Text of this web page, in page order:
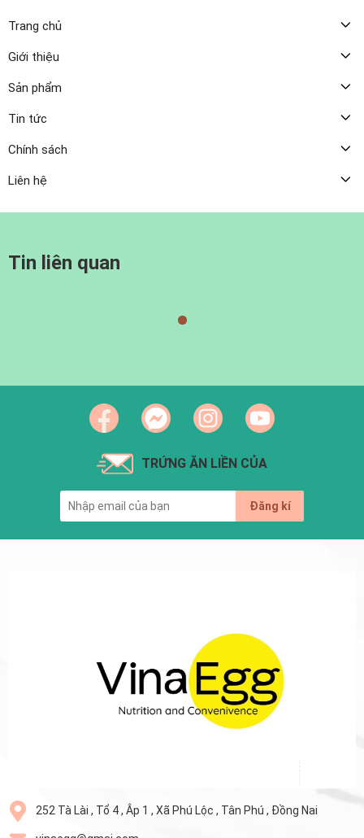
Trang chủ
Giới thiệu
Sản phẩm
Tin tức
Chính sách
Liên hệ
Tin liên quan
TRỨNG ĂN LIỀN CỦA
Đăng kí
252 Tà Lài , Tổ 4 , Âp 1 , Xã Phú Lộc , Tân Phú , Đồng Nai